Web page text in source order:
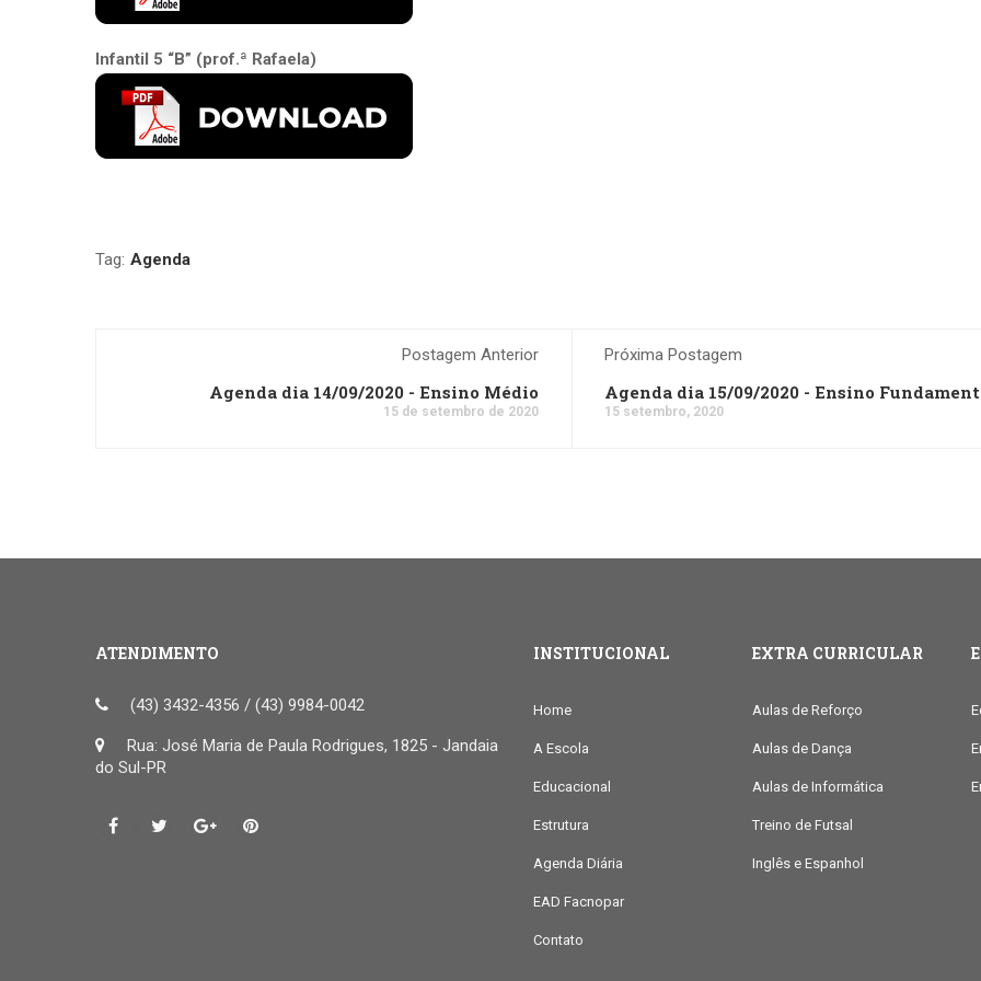
Infantil 5 “B” (prof.ª Rafaela)
Tag: Agenda
Postagem Anterior
Agenda dia 14/09/2020 - Ensino Médio
15 de setembro de 2020
Próxima Postagem
Agenda dia 15/09/2020 - Ensino
15 setembro, 2020
ATENDIMENTO
(43) 3432-4356 / (43) 9984-0042
Rua: José Maria de Paula Rodrigues, 1825 - Jandaia
do Sul-PR
INSTITUCIONAL
Home
A Escola
Educacional
Estrutura
Agenda Diária
EAD Facnopar
Contato
EXTRA CURRICULAR
Aulas de Reforço
Aulas de Dança
Aulas de Informática
Treino de Futsal
Inglês e Espanhol